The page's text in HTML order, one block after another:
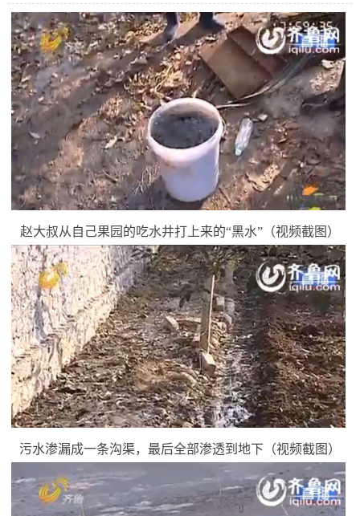
赵大叔从自己果园的吃水井打上来的“黑水”（视频截图）
污水渗漏成一条沟渠，最后全部渗透到地下（视频截图）